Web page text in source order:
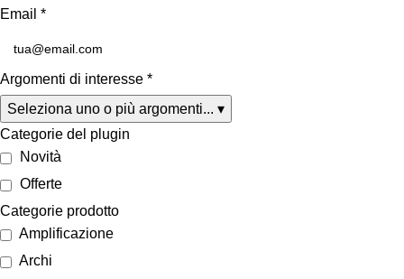
Email *
Argomenti di interesse *
Seleziona uno o più argomenti... ▾
Categorie del plugin
Novità
Offerte
Categorie prodotto
Amplificazione
Archi